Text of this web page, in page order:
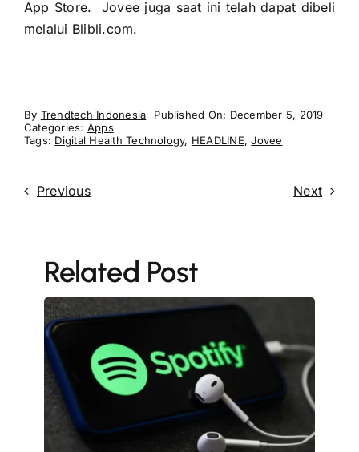
App Store. Jovee juga saat ini telah dapat dibeli
melalui Blibli.com.
By Trendtech Indonesia
Published On: December 5, 2019
Categories: Apps
Tags: Digital Health Technology, HEADLINE,Jovee
Previous Next
Related Post